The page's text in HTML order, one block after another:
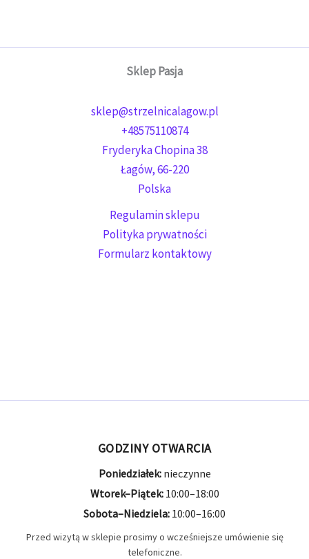
Sklep Pasja
sklep@strzelnicalagow.pl
+48575110874
Fryderyka Chopina 38
Łagów,66-220
Polska
Regulamin sklepu
Polityka prywatności
Formularz kontaktowy
GODZINY OTWARCIA
Poniedziałek:nieczynne
Wtorek–Piątek:10:00–18:00
Sobota–Niedziela: 10:00–16:00
Przed wizytą w sklepie prosimy o wcześniejsze umówienie się
telefoniczne.